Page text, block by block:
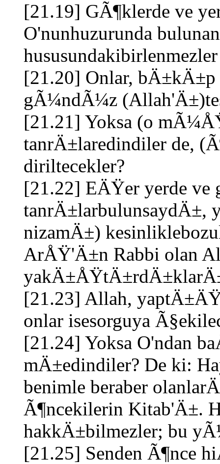
[21.19] GÃ¶klerde ve
O'nunhuzurunda
[21.20] Onlar, bÄ±kÄ±p
gÃ¼ndÃ¼z
[21.21] Yoksa (o
tanrÄ±laredindiler de,
diriltecekler?
[21.22] EÄŸer yerde ve
tanrÄ±larbulunsaydÄ±,
nizamÄ±)
ArÅŸ'Ä±n Rabbi olan
[21.23] Allah,
onlar isesorguya
[21.24] Yoksa O'ndan
mÄ±edindiler? De ki:
benimle beraber
Ã¶ncekilerin Kitab'Ä±.
hakkÄ±bilmezler; bu
[21.25] Senden Ã¶nce